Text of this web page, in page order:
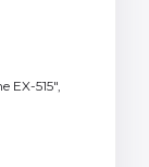
515",